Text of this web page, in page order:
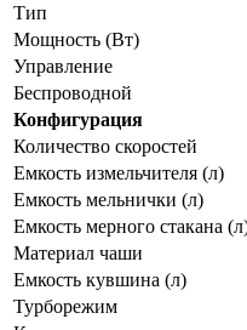
Тип
Мощность (Вт)
Управление
Беспроводной
Конфигурация
Количество скоростей
Емкость измельчителя (л)
Емкость мельнички (л)
Емкость мерного стакана
Материал чаши
Емкость кувшина (л)
Турборежим